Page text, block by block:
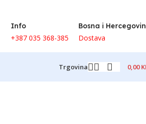
Info
+387 035 368-385
Bosna i
Dostava
Trgovina 0,00